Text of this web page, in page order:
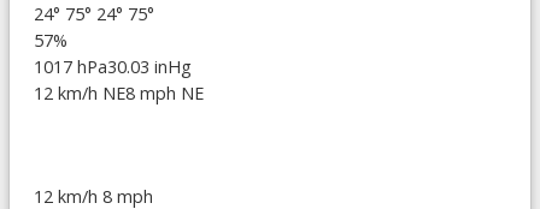
24° 75° 24° 75°
57%
1017 hPa30.03 inHg
12 km/h NE8 mph NE
12 km/h 8 mph